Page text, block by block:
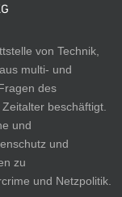
von Technik,
multi- und
des
beschäftigt.
und
und
zu
und Netzpolitik.